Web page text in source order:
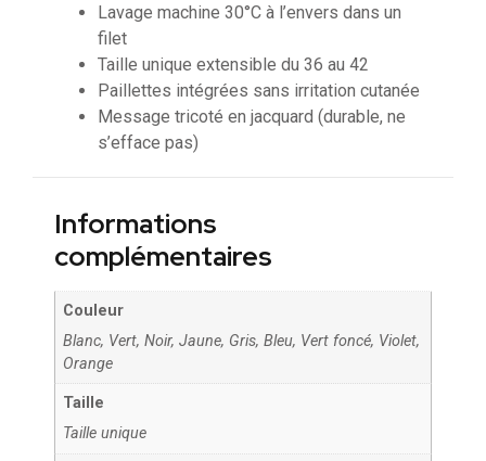
Lavage machine 30°C à l’envers dans un
filet
Taille unique extensible du 36 au 42
Paillettes intégrées sans irritation cutanée
Message tricoté en jacquard (durable, ne
s’efface pas)
Informations
complémentaires
Couleur
Blanc, Vert, Noir, Jaune, Gris, Bleu, Vert foncé, Violet,
Orange
Taille
Taille unique